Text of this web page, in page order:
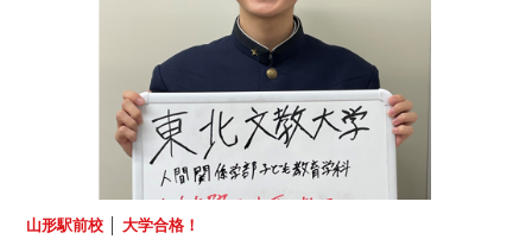
山形駅前校 │大学合格！